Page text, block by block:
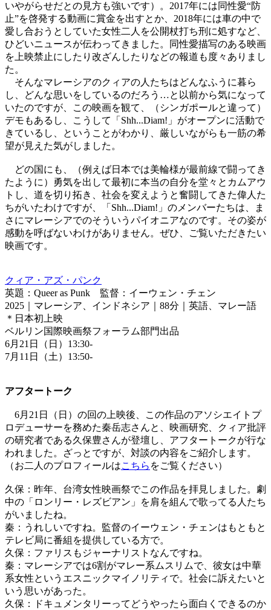
いやがらせだとの見方も強いです）。2017年には同性愛“防
止”を啓発する動画に賞金を出すとか、2018年には車の中で
愛し合おうとしていた女性二人を公開杖打ち刑に処すなど、
ひどいニュースが伝わってきました。同性愛描写のある映画
を上映禁止にしたり改ざんしたりなどの報道も度々ありまし
た。
そんなマレーシアのクィアの人たちはどんなふうに暮ら
し、どんな思いをしているのだろう…と以前から気になって
いたのですが、この映画を観て、（シンガポールと違って）
デモもあるし、こうして「Shh...Diam!」がオープンに活動で
きているし、ということがわかり、厳しいながらも一筋の希
望が見えた気がしました。
どの国にも、（例えば日本では美輪様が最前線で闘ってき
たように）勇気を出して最初に本当の自分を堂々とカムアウ
トし、道を切り拓き、社会を変えようと奮闘してきた偉人た
ちがいたわけですが、「Shh...Diam!」のメンバーたちは、ま
さにマレーシアでのそういうパイオニアなのです。その姿が
感動を呼ばないわけがありません。ぜひ、ご覧いただきたい
映画です。
クィア・アズ・パンク
英題：Queer as Punk 監督：イーウェン・チェン
2025｜マレーシア、インドネシア｜88分｜英語、マレー語
＊日本初上映
ベルリン国際映画祭フォーラム部門出品
6月21日（日）13:30-
7月11日（土）13:50-
アフタートーク
6月21日（日）の回の上映後、この作品のアソシエイトプ
ロデューサーを務めた秦岳志さんと、映画研究、クィア批評
の研究者である久保豊さんが登壇し、アフタートークが行な
われました。ざっとですが、対談の内容をご紹介します。
（お二人のプロフィールはこちら をご覧ください）
久保：昨年、台湾女性映画祭でこの作品を拝見しました。劇
中の「ロンリー・レズビアン」を肩を組んで歌ってる人たち
がいましたね。
秦：うれしいですね。監督のイーウェン・チェンはもともと
テレビ局に番組を提供している方で。
久保：ファリスもジャーナリストなんですね。
秦：マレーシアでは6割がマレー系ムスリムで、彼女は中華
系女性というエスニックマイノリティで。社会に訴えたいと
いう思いがあった。
久保：ドキュメンタリーってどうやったら面白くできるのか